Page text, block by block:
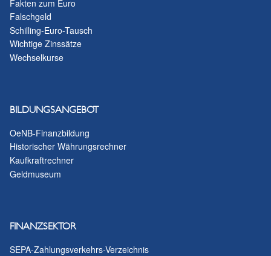
Fakten zum Euro
Falschgeld
Schilling-Euro-Tausch
Wichtige Zinssätze
Wechselkurse
BILDUNGSANGEBOT
OeNB-Finanzbildung
Historischer Währungsrechner
Kaufkraftrechner
Geldmuseum
FINANZSEKTOR
SEPA-Zahlungsverkehrs-Verzeichnis